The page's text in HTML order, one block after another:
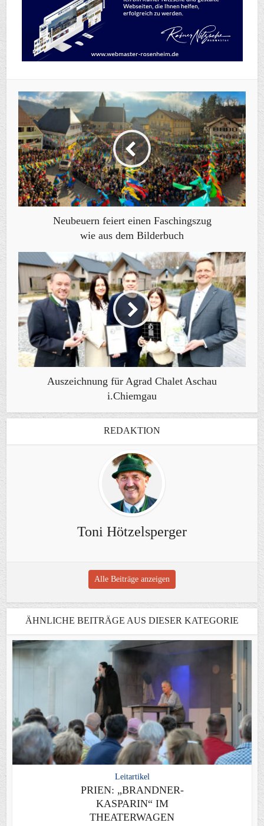
Neubeuern feiert einen Faschingszug
wie aus dem Bilderbuch
Auszeichnung für Agrad Chalet Aschau
i.Chiemgau
REDAKTION
Toni Hötzelsperger
Alle Beiträge anzeigen
ÄHNLICHE BEITRÄGE AUS DIESER KATEGORIE
Leitartikel
PRIEN: „BRANDNER-
KASPARIN“ IM
THEATERWAGEN